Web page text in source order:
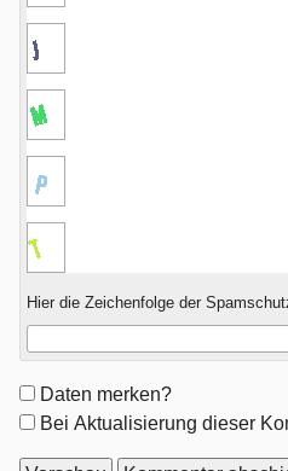
Hier die Zeichenfolge der
Formular-
Optionen
Daten merken?
Bei Aktualisierung dieser